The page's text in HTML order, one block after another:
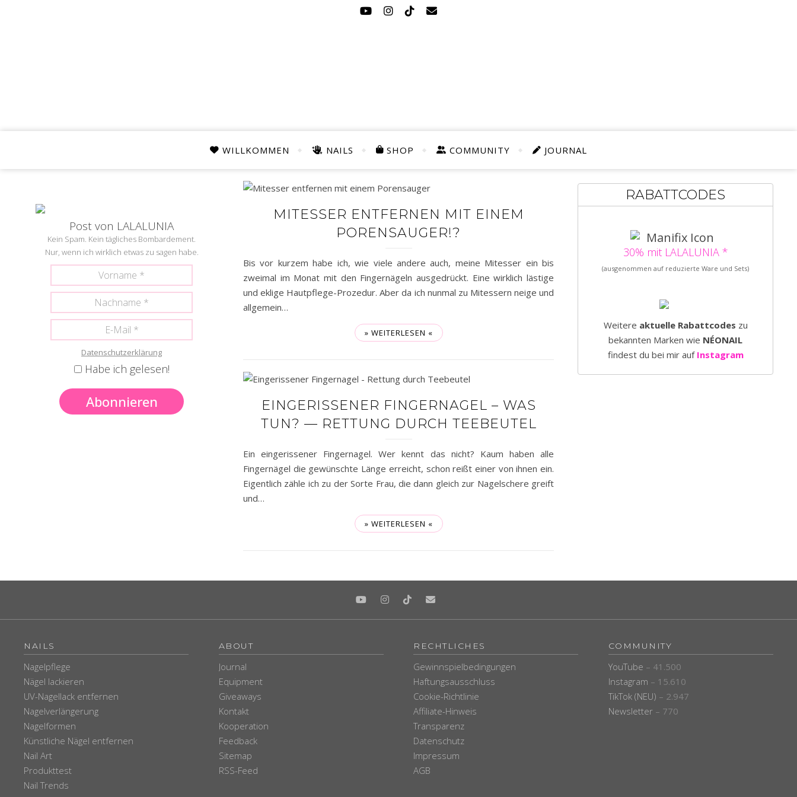
WILLKOMMEN NAILS SHOP COMMUNITY JOURNAL
Post von LALALUNIA
Kein Spam. Kein tägliches Bombardement.
Nur, wenn ich wirklich etwas zu sagen habe.
Datenschutzerklärung
Habe ich gelesen!
MITESSER ENTFERNEN MIT EINEM
PORENSAUGER!?
Bis vor kurzem habe ich, wie viele andere auch, meine Mitesser ein bis
zweimal im Monat mit den Fingernägeln ausgedrückt. Eine wirklich lästige
und eklige Hautpflege-Prozedur. Aber da ich nunmal zu Mitessern neige und
allgemein…
» WEITERLESEN «
EINGERISSENER FINGERNAGEL – WAS
TUN? — RETTUNG DURCH TEEBEUTEL
Ein eingerissener Fingernagel. Wer kennt das nicht? Kaum haben alle
Fingernägel die gewünschte Länge erreicht, schon reißt einer von ihnen ein.
Eigentlich zähle ich zu der Sorte Frau, die dann gleich zur Nagelschere greift
und…
» WEITERLESEN «
RABATTCODES
30% mit LALALUNIA *
(ausgenommen auf reduzierte Ware und Sets)
Weitere aktuelle Rabattcodes zu
bekannten Marken wie NÉONAIL
findest du bei mir auf Instagram
NAILS
Nagelpflege
Nägel lackieren
UV-Nagellack entfernen
Nagelverlängerung
Nagelformen
Künstliche Nägel entfernen
Nail Art
Produkttest
Nail Trends
ABOUT
Journal
Equipment
Giveaways
Kontakt
Kooperation
Feedback
Sitemap
RSS-Feed
RECHTLICHES
Gewinnspielbedingungen
Haftungsausschluss
Cookie-Richtlinie
Affiliate-Hinweis
Transparenz
Datenschutz
Impressum
AGB
COMMUNITY
YouTube – 41.500
Instagram – 15.610
TikTok (NEU) – 2.947
Newsletter– 770